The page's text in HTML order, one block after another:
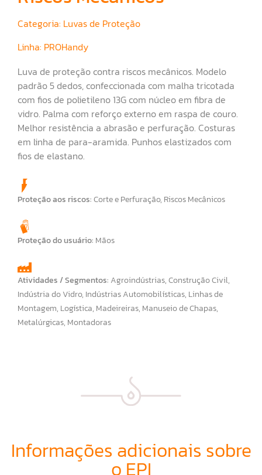
Categoria: Luvas de Proteção
Linha: PROHandy
Luva de proteção contra riscos mecânicos. Modelo
padrão 5 dedos, confeccionada com malha tricotada
com fios de polietileno 13G com núcleo em fibra de
vidro. Palma com reforço externo em raspa de couro.
Melhor resistência a abrasão e perfuração. Costuras
em linha de para-aramida. Punhos elastizados com
fios de elastano.
Proteção aos riscos:Corte e Perfuração, Riscos Mecânicos
Proteção do usuário: Mãos
Atividades / Segmentos: Agroindústrias,Construção Civil,
Indústria do Vidro, Indústrias Automobilísticas, Linhas de
Montagem, Logística, Madeireiras, Manuseio de Chapas,
Metalúrgicas, Montadoras
Informações adicionais sobre
o EPI